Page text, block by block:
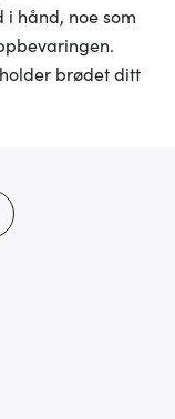
hånd, noe som
brødet ditt